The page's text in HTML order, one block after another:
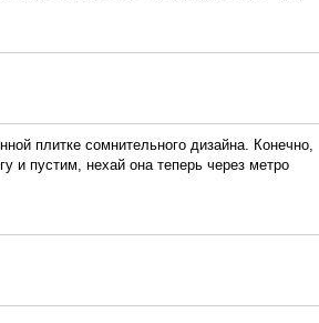
плитке сомнительного дизайна. Конечно,
и пустим, нехай она теперь через метро